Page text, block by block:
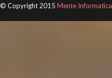
© Copyright 2015 Mente Informatica